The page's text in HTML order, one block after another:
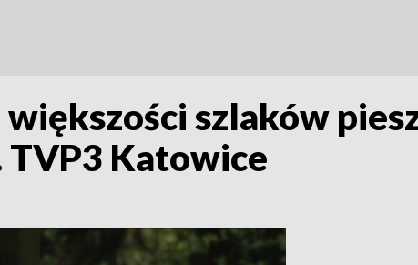
szlaków
TVP3 Katowice